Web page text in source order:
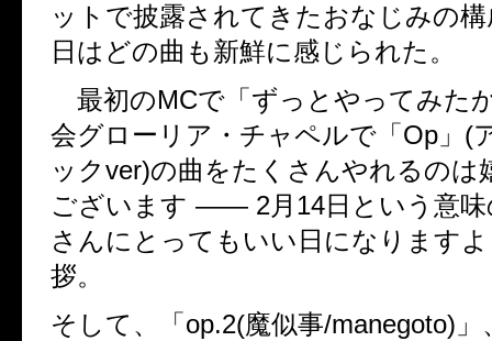
ットで披露されてきたおなじみの
日はどの曲も新鮮に感じられた。
最初のMCで「ずっとやってみた
会グローリア・チャペルで「Op」(
ックver)の曲をたくさんやれるのは
ございます ―― 2月14日という意味
さんにとってもいい日になります
拶。
そして、「op.2(魔似事/manegoto)